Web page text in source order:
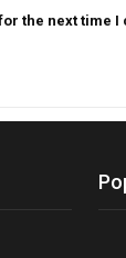
the next time I